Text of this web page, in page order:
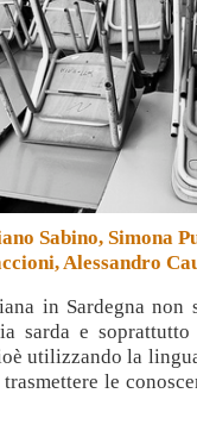
Sabino, Simona
Alessandro
in Sardegna non
sarda e
utilizzando la
le